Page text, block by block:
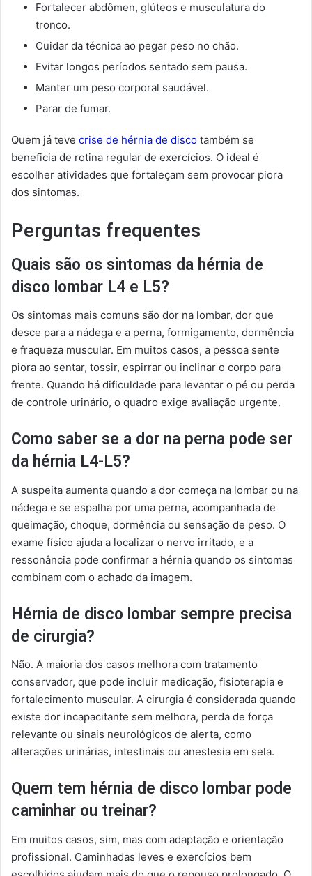
Fortalecer abdômen, glúteos e musculatura do
tronco.
Cuidar da técnica ao pegar peso no chão.
Evitar longos períodos sentado sem pausa.
Manter um peso corporal saudável.
Parar de fumar.
Quem já teve crise de hérnia de disco também se
beneficia de rotina regular de exercícios. O ideal é
escolher atividades que fortaleçam sem provocar piora
dos sintomas.
Perguntas frequentes
Quais são os sintomas da hérnia de
disco lombar L4 e L5?
Os sintomas mais comuns são dor na lombar, dor que
desce para a nádega e a perna, formigamento, dormência
e fraqueza muscular. Em muitos casos, a pessoa sente
piora ao sentar, tossir, espirrar ou inclinar o corpo para
frente. Quando há dificuldade para levantar o pé ou perda
de controle urinário, o quadro exige avaliação urgente.
Como saber se a dor na perna pode ser
da hérnia L4-L5?
A suspeita aumenta quando a dor começa na lombar ou na
nádega e se espalha por uma perna, acompanhada de
queimação, choque, dormência ou sensação de peso. O
exame físico ajuda a localizar o nervo irritado, e a
ressonância pode confirmar a hérnia quando os sintomas
combinam com o achado da imagem.
Hérnia de disco lombar sempre precisa
de cirurgia?
Não. A maioria dos casos melhora com tratamento
conservador, que pode incluir medicação, fisioterapia e
fortalecimento muscular. A cirurgia é considerada quando
existe dor incapacitante sem melhora, perda de força
relevante ou sinais neurológicos de alerta, como
alterações urinárias, intestinais ou anestesia em sela.
Quem tem hérnia de disco lombar pode
caminhar ou treinar?
Em muitos casos, sim, mas com adaptação e orientação
profissional. Caminhadas leves e exercícios bem